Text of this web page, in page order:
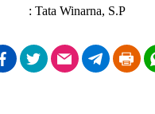
: Tata Winarna, S.P
April
2026
Kali
Penyaluran